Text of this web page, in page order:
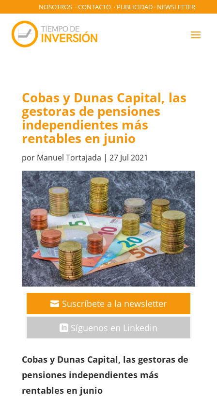
NOSOTROS ·CONTACTO · PUBLICIDAD · NEWSLETTER
Cobas y Dunas Capital, las
gestoras de pensiones
independientes más
rentables en junio
por Manuel Tortajada | 27 Jul 2021
Suscríbete a la newsletter
Síguenos en Linkedin
Cobas y Dunas Capital, las gestoras de
pensiones independientes más
rentables en junio